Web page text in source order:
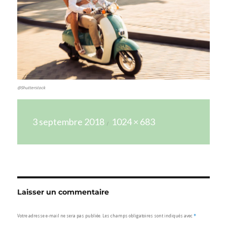
@Shutterstock
le
3 septembre 2018
réelle
1024 × 683
Laisser un commentaire
Votre adresse e-mail ne sera pas publiée. Les champs obligatoires sont indiqués avec*